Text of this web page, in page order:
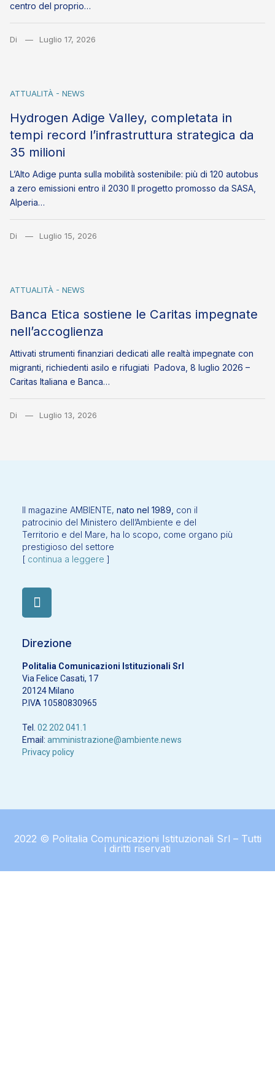
centro del proprio…
Di Luglio 17, 2026
ATTUALITÀ - NEWS
Hydrogen Adige Valley, completata in
tempi record l’infrastruttura strategica da
35 milioni
L’Alto Adige punta sulla mobilità sostenibile: più di 120 autobus
a zero emissioni entro il 2030 Il progetto promosso da SASA,
Alperia…
Di Luglio 15, 2026
ATTUALITÀ - NEWS
Banca Etica sostiene le Caritas impegnate
nell’accoglienza
Attivati strumenti finanziari dedicati alle realtà impegnate con
migranti, richiedenti asilo e rifugiati Padova, 8 luglio 2026 –
Caritas Italiana e Banca…
Di Luglio 13, 2026
Il magazine AMBIENTE, nato nel 1989, con il
patrocinio del Ministero dell’Ambiente e del
Territorio e del Mare, ha lo scopo, come organo più
prestigioso del settore
[ continua a leggere ]
Direzione
Politalia Comunicazioni Istituzionali Srl
Via Felice Casati, 17
20124 Milano
P.IVA 10580830965
Tel. 02 202 041.1
Email: amministrazione@ambiente.news
Privacy policy
2022 © Politalia Comunicazioni Istituzionali Srl – Tutti
i diritti riservati